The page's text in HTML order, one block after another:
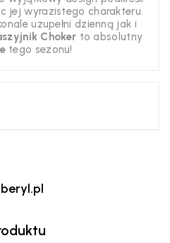
jej wyrazistego charakteru.
uzupełni dzienną jak i
Choker to absolutny
tego sezonu!